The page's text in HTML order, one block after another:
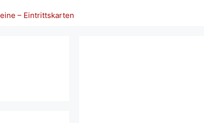
– Eintrittskarten